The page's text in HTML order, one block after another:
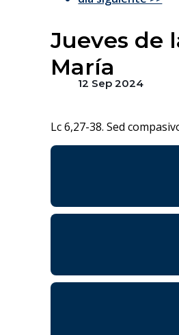
Jueves de
María
12 Sep 2024
Lc 6,27-38. Sed